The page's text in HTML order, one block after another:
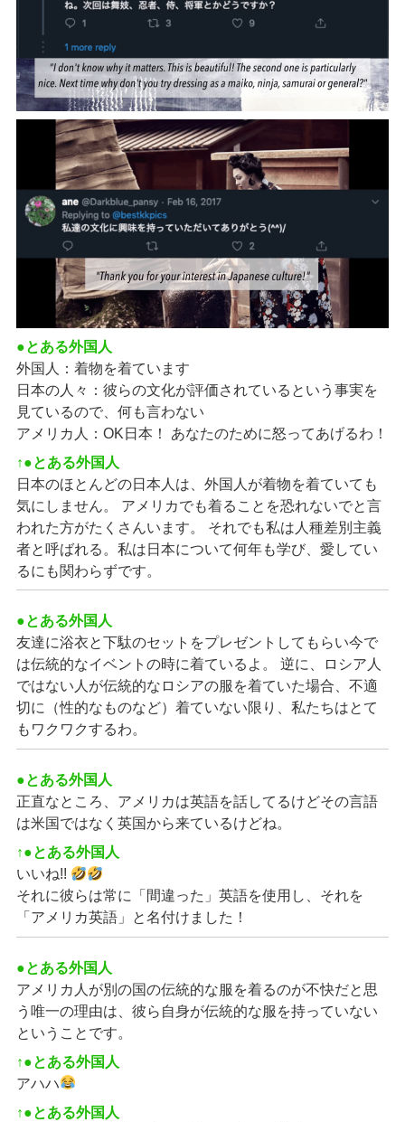
●とある外国人
外国人：着物を着ています
日本の人々：彼らの文化が評価されているという事実を
見ているので、何も言わない
アメリカ人：OK日本！ あなたのために怒ってあげるわ！
↑●とある外国人
日本のほとんどの日本人は、外国人が着物を着ていても
気にしません。 アメリカでも着ることを恐れないでと言
われた方がたくさんいます。 それでも私は人種差別主義
者と呼ばれる。私は日本について何年も学び、愛してい
るにも関わらずです。
●とある外国人
友達に浴衣と下駄のセットをプレゼントしてもらい今で
は伝統的なイベントの時に着ているよ。 逆に、ロシア人
ではない人が伝統的なロシアの服を着ていた場合、不適
切に（性的なものなど）着ていない限り、私たちはとて
もワクワクするわ。
●とある外国人
正直なところ、アメリカは英語を話してるけどその言語
は米国ではなく英国から来ているけどね。
↑●とある外国人
いいね!!
それに彼らは常に「間違った」英語を使用し、それを
「アメリカ英語」と名付けました！
●とある外国人
アメリカ人が別の国の伝統的な服を着るのが不快だと思
う唯一の理由は、彼ら自身が伝統的な服を持っていない
ということです。
↑●とある外国人
アハハ
↑●とある外国人